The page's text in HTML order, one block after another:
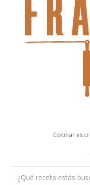
Cocinar es